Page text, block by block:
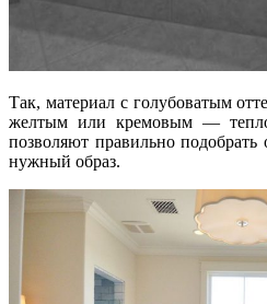
Так, материал с голубоватым
желтым или кремовым —
позволяют правильно подобрать
нужный образ.